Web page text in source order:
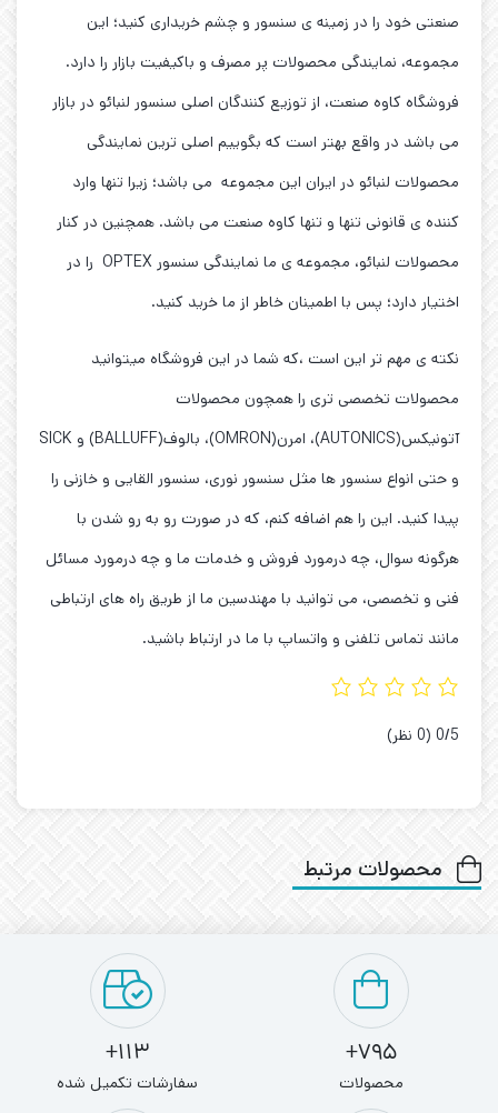
صنعتی خود را در زمینه ی سنسور و چشم خریداری کنید؛ این
مجموعه، نمایندگی محصولات پر مصرف و باکیفیت بازار را دارد.
فروشگاه کاوه صنعت، از توزیع کنندگان اصلی سنسور لنبائو در بازار
می باشد در واقع بهتر است که بگوییم اصلی ترین نمایندگی
محصولات لنبائو در ایران این مجموعه می باشد؛ زیرا تنها وارد
کننده ی قانونی تنها و تنها کاوه صنعت می باشد. همچنین در کنار
محصولات لنبائو، مجموعه ی ما نمایندگی سنسور OPTEX را در
اختیار دارد؛ پس با اطمینان خاطر از ما خرید کنید.
نکته ی مهم تر این است ،که شما در این فروشگاه میتوانید
محصولات تخصصی تری را همچون محصولات
آتونیکس(AUTONICS)، امرن(OMRON)، بالوف(BALLUFF) و SICK
و حتی انواع سنسور ها مثل سنسور نوری، سنسور القایی و خازنی را
پیدا کنید. این را هم اضافه کنم، که در صورت رو به رو شدن با
هرگونه سوال، چه درمورد فروش و خدمات ما و چه درمورد مسائل
فنی و تخصصی، می توانید با مهندسین ما از طریق راه های ارتباطی
مانند تماس تلفنی و واتساپ با ما در ارتباط باشید.
‫0/5 ‫(0 نظر)
محصولات مرتبط
795+
محصولات
113+
سفارشات تکمیل شده